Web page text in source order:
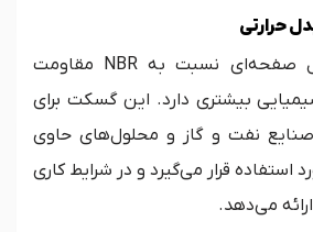
گسکت HNBR مبدل صفحه‌ای نسبت به NBR مقاومت
بیشتری دارد. این گسکت برای
نفت و گاز و محلول‌های حاوی
استفاده قرار می‌گیرد و در شرایط کاری
می‌دهد.